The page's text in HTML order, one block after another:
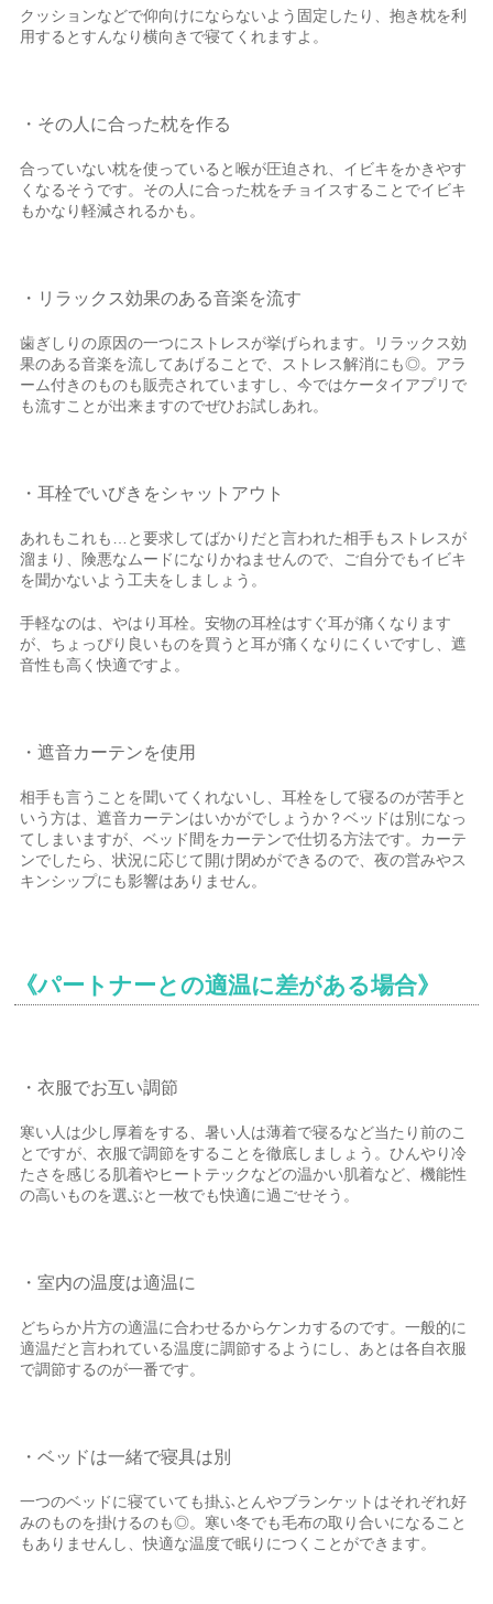
クッションなどで仰向けにならないよう固定したり、抱き枕を利
用するとすんなり横向きで寝てくれますよ。
・その人に合った枕を作る
合っていない枕を使っていると喉が圧迫され、イビキをかきやす
くなるそうです。その人に合った枕をチョイスすることでイビキ
もかなり軽減されるかも。
・リラックス効果のある音楽を流す
歯ぎしりの原因の一つにストレスが挙げられます。リラックス効
果のある音楽を流してあげることで、ストレス解消にも◎。アラ
ーム付きのものも販売されていますし、今ではケータイアプリで
も流すことが出来ますのでぜひお試しあれ。
・耳栓でいびきをシャットアウト
あれもこれも…と要求してばかりだと言われた相手もストレスが
溜まり、険悪なムードになりかねませんので、ご自分でもイビキ
を聞かないよう工夫をしましょう。
手軽なのは、やはり耳栓。安物の耳栓はすぐ耳が痛くなります
が、ちょっぴり良いものを買うと耳が痛くなりにくいですし、遮
音性も高く快適ですよ。
・遮音カーテンを使用
相手も言うことを聞いてくれないし、耳栓をして寝るのが苦手と
いう方は、遮音カーテンはいかがでしょうか？ベッドは別になっ
てしまいますが、ベッド間をカーテンで仕切る方法です。カーテ
ンでしたら、状況に応じて開け閉めができるので、夜の営みやス
キンシップにも影響はありません。
《パートナーとの適温に差がある場合》
・衣服でお互い調節
寒い人は少し厚着をする、暑い人は薄着で寝るなど当たり前のこ
とですが、衣服で調節をすることを徹底しましょう。ひんやり冷
たさを感じる肌着やヒートテックなどの温かい肌着など、機能性
の高いものを選ぶと一枚でも快適に過ごせそう。
・室内の温度は適温に
どちらか片方の適温に合わせるからケンカするのです。一般的に
適温だと言われている温度に調節するようにし、あとは各自衣服
で調節するのが一番です。
・ベッドは一緒で寝具は別
一つのベッドに寝ていても掛ふとんやブランケットはそれぞれ好
みのものを掛けるのも◎。寒い冬でも毛布の取り合いになること
もありませんし、快適な温度で眠りにつくことができます。